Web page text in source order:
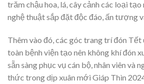
trăm chậu hoa, lá, cây cảnh các loại
nghệ thuật sắp đặt độc đáo, ấn tượng
Thêm vào đó, các góc trang trí đón
toàn bệnh viện tạo nên không khí đón
sẵn sàng phục vụ cán bộ, nhân viên và
thức trong dịp xuân mới Giáp Thìn